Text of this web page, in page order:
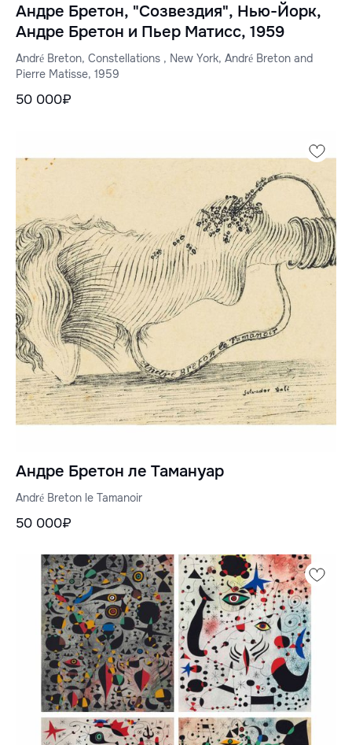
Андре Бретон, "Созвездия", Нью-Йорк,
Андре Бретон и Пьер Матисс, 1959
André Breton, Constellations , New York, André Breton and
Pierre Matisse, 1959
50 000₽
Андре Бретон ле Тамануар
André Breton le Tamanoir
50 000₽